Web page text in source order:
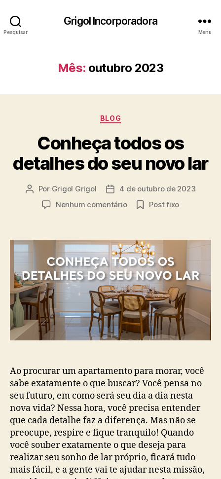
Pesquisar
Grigol Incorporadora
Menu
Mês: outubro 2023
BLOG
Conheça todos os
detalhes do seu novo lar
Por Grigol Grigol
4 de outubro de 2023
Nenhum comentário
Post fixo
Ao procurar um apartamento para morar, você
sabe exatamente o que buscar? Você pensa no
seu futuro, em como será seu dia a dia nesta
nova vida? Nessa hora, você precisa entender
que cada detalhe faz a diferença. Mas não se
preocupe, respire e fique tranquilo! Quando
você souber exatamente o que deseja para
realizar seu sonho de lar próprio, ficará tudo
mais fácil, e a gente vai te ajudar nesta missão,